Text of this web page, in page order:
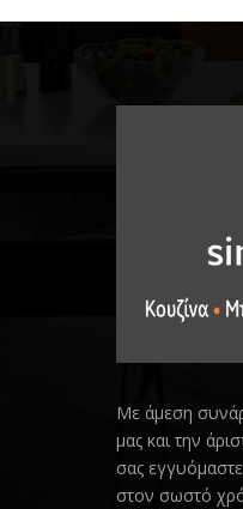
Με άμεση
μας και την
σας
στον σωστό